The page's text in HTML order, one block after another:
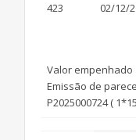
423 02/12/
Valor empenhado
Emissão de
P2025000724 (